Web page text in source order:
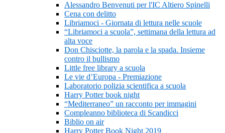
Alessandro Benvenuti per l'IC Altiero Spinelli
Cena con delitto
Libriamoci - Giornata di lettura nelle scuole
“Libriamoci a scuola”, settimana della lettura ad
alta voce
Don Chisciotte, la parola e la spada. Insieme
contro il bullismo
Little free library a scuola
Le vie d’Europa - Premiazione
Laboratorio polizia scientifica a scuola
Harry Potter book night
“Mediterraneo” un racconto per immagini
Compleanno biblioteca di Scandicci
Biblio on air
Harry Potter Book Night 2019